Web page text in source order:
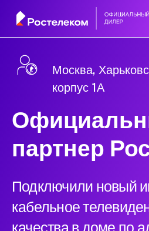
Москва,
корпус 1А
партнер
Подключили новый
кабельное